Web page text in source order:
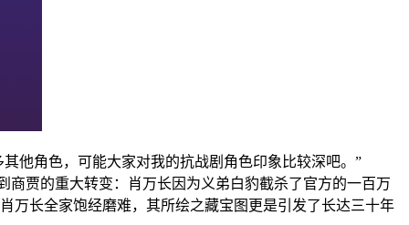
他角色，可能大家对我的抗战剧角色印象比较深吧。”
贾的重大转变：肖万长因为义弟白豹截杀了官方的一百万
万长全家饱经磨难，其所绘之藏宝图更是引发了长达三十年